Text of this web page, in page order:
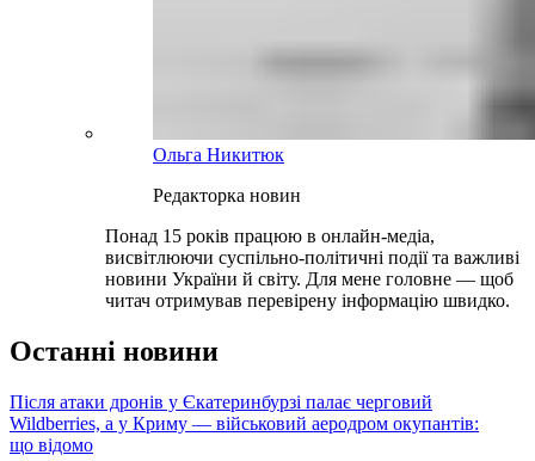
Ольга Никитюк
Редакторка новин
Понад 15 років працюю в онлайн-медіа,
висвітлюючи суспільно-політичні події та важливі
новини України й світу. Для мене головне — щоб
читач отримував перевірену інформацію швидко.
Останні новини
Після атаки дронів у Єкатеринбурзі палає черговий
Wildberries, а у Криму — військовий аеродром окупантів:
що відомо